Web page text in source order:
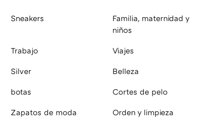
Sneakers
Familia, maternidad y
niños
Trabajo Viajes
Silver Belleza
botas Cortes de pelo
Zapatos de moda Orden y limpieza